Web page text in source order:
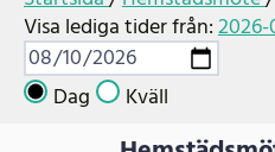
Visa lediga tider från:
Dag Kväll